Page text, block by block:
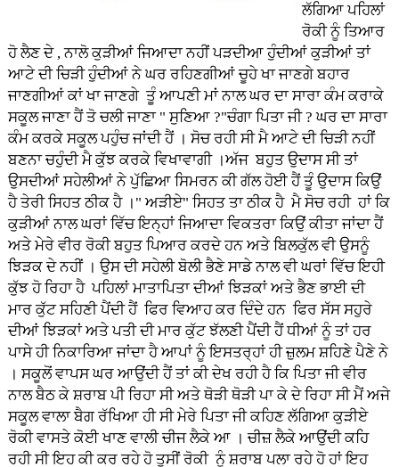
ਲੱਗਿਆ ਪਹਿਲਾਂ
ਰੋਕੀ ਨੂੰ ਤਿਆਰ
ਹੋ ਲੈਣ ਦੇ , ਨਾਲੋ ਕੁੜੀਆਂ ਜਿਆਦਾ ਨਹੀਂ ਪੜਦੀਆ ਹੁੰਦੀਆਂ ਕੁੜੀਆਂ ਤਾਂ
ਆਟੇ ਦੀ ਚਿੜੀ ਹੁੰਦੀਆਂ ਨੇ ਘਰ ਰਹਿਣਗੀਆਂ ਚੂਹੇ ਖਾ ਜਾਣਗੇ ਬਹਾਰ
ਜਾਣਗੀਆਂ ਕਾਂ ਖਾ ਜਾਣਗੇ ਤੂੰ ਆਪਣੀ ਮਾਂ ਨਾਲ ਘਰ ਦਾ ਸਾਰਾ ਕੰਮ ਕਰਾਕੇ
ਸਕੂਲ ਜਾਣਾ ਹੈਂ ਤੋ ਚਲੀ ਜਾਣਾ " ਸੁਣਿਆ ?"ਚੰਗਾ ਪਿਤਾ ਜੀ ? ਘਰ ਦਾ ਸਾਰਾ
ਕੰਮ ਕਰਕੇ ਸਕੂਲ ਪਹੁੰਚ ਜਾਂਦੀ ਹੈਂ । ਸੋਚ ਰਹੀ ਸੀ ਮੈ ਆਟੇ ਦੀ ਚਿੜੀ ਨਹੀਂ
ਬਣਨਾ ਚਹੁੰਦੀ ਮੈ ਕੁੱਝ ਕਰਕੇ ਵਿਖਾਵਾਗੀ ।ਅੱਜ ਬਹੁਤ ਉਦਾਸ ਸੀ ਤਾਂ
ਉਸਦੀਆਂ ਸਹੇਲੀਆਂ ਨੇ ਪੁੱਛਿਆ ਸਿਮਰਨ ਕੀ ਗੱਲ ਹੋਈ ਹੈਂ ਤੂੰ ਉਦਾਸ ਕਿਉਂ
ਹੈ ਤੇਰੀ ਸਿਹਤ ਠੀਕ ਹੈ ।" ਅੜੀਏ" ਸਿਹਤ ਤਾ ਠੀਕ ਹੈ ਮੈ ਸੋਚ ਰਹੀ ਹਾਂ ਕਿ
ਕੁੜੀਆਂ ਨਾਲ ਘਰਾਂ ਵਿੱਚ ਇਨ੍ਹਾਂ ਜਿਆਦਾ ਵਿਕਤਰਾ ਕਿਉਂ ਕੀਤਾ ਜਾਂਦਾ ਹੈਂ
ਅਤੇ ਮੇਰੇ ਵੀਰ ਰੋਕੀ ਬਹੁਤ ਪਿਆਰ ਕਰਦੇ ਹਨ ਅਤੇ ਬਿਲਕੁੱਲ ਵੀ ਉਸਨੂੰ
ਝਿੜਕ ਦੇ ਨਹੀਂ । ਉਸ ਦੀ ਸਹੇਲੀ ਬੋਲੀ ਭੈਣੇ ਸਾਡੇ ਨਾਲ ਵੀ ਘਰਾਂ ਵਿੱਚ ਇਹੀ
ਕੁੱਝ ਹੋ ਰਿਹਾ ਹੈ ਪਹਿਲਾਂ ਮਾਤਾਪਿਤਾ ਦੀਆਂ ਝਿੜਕਾਂ ਅਤੇ ਭੈਣ ਭਾਈ ਦੀ
ਮਾਰ ਕੁੱਟ ਸਹਿਣੀ ਪੈਂਦੀ ਹੈਂ ਫਿਰ ਵਿਆਹ ਕਰ ਦਿੰਦੇ ਹਨ ਫਿਰ ਸੱਸ ਸਹੁਰੇ
ਦੀਆਂ ਝਿੜਕਾਂ ਅਤੇ ਪਤੀ ਦੀ ਮਾਰ ਕੁੱਟ ਝੱਲਣੀ ਪੈਂਦੀ ਹੈਂ ਧੀਆਂ ਨੂੰ ਤਾਂ ਹਰ
ਪਾਸੇ ਹੀ ਨਿਕਾਰਿਆ ਜਾਂਦਾ ਹੈ ਆਪਾਂ ਨੂੰ ਇਸਤਰ੍ਹਾਂ ਹੀ ਜ਼ੁਲਮ ਸ਼ਹਿਣੇ ਪੈਣੇ ਨੇ
। ਸਕੂਲੋਂ ਵਾਪਸ ਘਰ ਆਉਂਦੀ ਹੈਂ ਤਾਂ ਕੀ ਦੇਖ ਰਹੀ ਹੈ ਕਿ ਪਿਤਾ ਜੀ ਵੀਰ
ਨਾਲ ਬੈਠ ਕੇ ਸ਼ਰਾਬ ਪੀ ਰਿਹਾ ਸੀ ਅਤੇ ਥੋੜੀ ਥੋੜੀ ਪਾ ਕੇ ਦੇ ਰਿਹਾ ਸੀ ਮੈਂ ਅਜੇ
ਸਕੂਲ ਵਾਲਾ ਬੈਗ ਰੱਖਿਆ ਹੀ ਸੀ ਮੇਰੇ ਪਿਤਾ ਜੀ ਕਹਿਣ ਲੱਗਿਆ ਕੁੜੀਏ
ਰੋਕੀ ਵਾਸਤੇ ਕੋਈ ਖਾਣ ਵਾਲੀ ਚੀਜ ਲੈਕੇ ਆ । ਚੀਜ਼ ਲੈਕੇ ਆਉਂਦੀ ਕਹਿ
ਰਹੀ ਸੀ ਇਹ ਕੀ ਕਰ ਰਹੇ ਹੋ ਤੁਸੀਂ ਰੋਕੀ ਨੂੰ ਸ਼ਰਾਬ ਪਲਾ ਰਹੇ ਹੋ ਹਾਂ ਇਹ